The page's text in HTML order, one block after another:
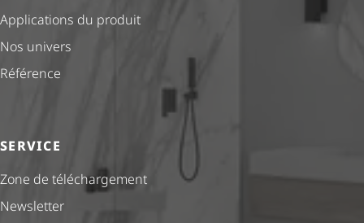
Applications du produit
Nos univers
Référence
SERVICE
Zone de téléchargement
Newsletter